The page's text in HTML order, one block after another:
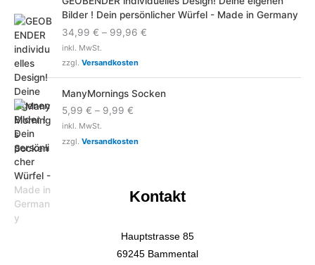
Bilder ! Dein persönlicher Würfel - Made in Germany
34,99€ – 99,96€
inkl. MwSt.
zzgl.Versandkosten
ManyMornings Socken
5,99€ – 9,99€
inkl. MwSt.
zzgl.Versandkosten
Kontakt
Hauptstrasse 85
69245 Bammental